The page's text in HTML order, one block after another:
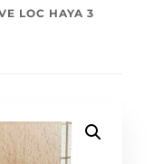
LOC HAYA 3